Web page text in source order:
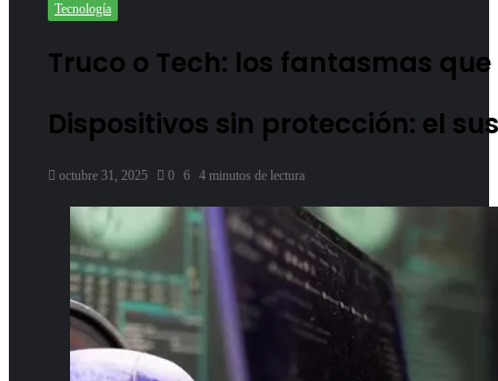
Tecnología
Truco o Tech: los fantasmas
Dispositivos sin protección: el
octubre 31, 2025 0 6 4 minutos de lectura